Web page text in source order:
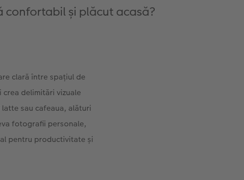
confortabil și plăcut acasă?
clară între spațiul de
delimitări vizuale
sau cafeaua, alături
fotografii personale,
pentru productivitate și